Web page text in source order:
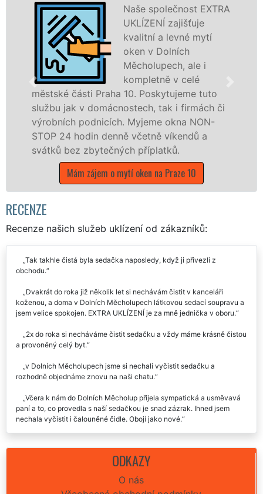
Naše společnost EXTRA
UKLÍZENÍ zajišťuje
kvalitní a levné mytí
oken v Dolních
Měcholupech, ale i
kompletně v celé
10. Poskytujeme tuto
tak i firmách či
Myjeme okna NON-
včetně víkendů a
příplatků.
mytí oken na Praze 10
dřevěná okna a
kompletní a kvalitní
městské části Praha
franchisových
UKLÍZENÍ, a to i o
státních svátků.
RECENZE
Recenze našich služeb uklízení od zákazníků:
Tak takhle čistá byla sedačka naposledy, když ji přivezli z
obchodu.
Dvakrát do roka již několik let si nechávám čistit v kanceláři
koženou, a doma v Dolních Měcholupech látkovou sedací soupravu a
2x do roka si necháváme čistit sedačku a vždy máme krásně čistou
v Dolních Měcholupech jsme si nechali vyčistit sedačku a
rozhodně objednáme znovu na naši chatu.
nechala vyčistit i čalouněné čidle. Obojí jako nové.
Původně jsem chtěl suché vyčištění sedačky, ale firmou mi bylo